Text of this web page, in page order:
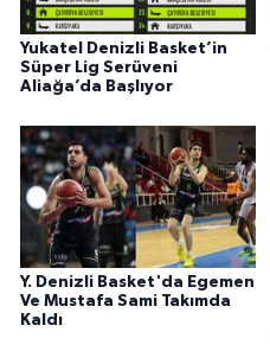
Yukatel Denizli Basket’in
Süper Lig Serüveni
Aliağa’da Başlıyor
Y. Denizli Basket'da Egemen
Ve Mustafa Sami Takımda
Kaldı